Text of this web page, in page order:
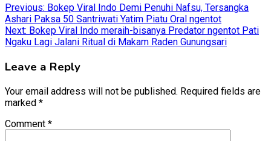
Post
navigation
Previous: Bokep Viral Indo Demi Penuhi Nafsu, Tersangka
Ashari Paksa 50 Santriwati Yatim Piatu Oral ngentot
Next: Bokep Viral Indo meraih-bisanya Predator ngentot Pati
Ngaku Lagi Jalani Ritual di Makam Raden Gunungsari
Leave a Reply
Your email address will not be published. Required fields are
marked *
Comment *